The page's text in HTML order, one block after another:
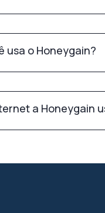
usa o Honeygain?
a Honeygain